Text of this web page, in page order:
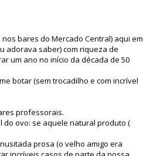
bares do Mercado Central) aqui em
adorava saber) com riqueza de
um ano no início da década de 50
botar (sem trocadilho e com incrível
professorais.
do ovo: se aquele natural produto (
prosa (o velho amigo era